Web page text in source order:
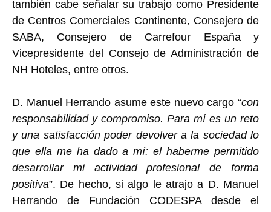
también cabe señalar su trabajo como Presidente
de Centros Comerciales Continente, Consejero de
SABA, Consejero de Carrefour España y
Vicepresidente del Consejo de Administración de
NH Hoteles, entre otros.
D. Manuel Herrando asume este nuevo cargo “con
responsabilidad y compromiso. Para mí es un reto
y una satisfacción poder devolver a la sociedad lo
que ella me ha dado a mí: el haberme permitido
desarrollar mi actividad profesional de forma
positiva”. De hecho, si algo le atrajo a D. Manuel
Herrando de Fundación CODESPA desde el